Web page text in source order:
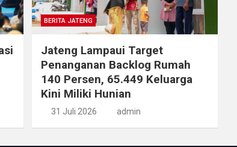
BERITA JATENG
Jateng Lampaui Target
Penanganan Backlog Rumah
140 Persen, 65.449 Keluarga
Kini Miliki Hunian
31 Juli 2026 admin